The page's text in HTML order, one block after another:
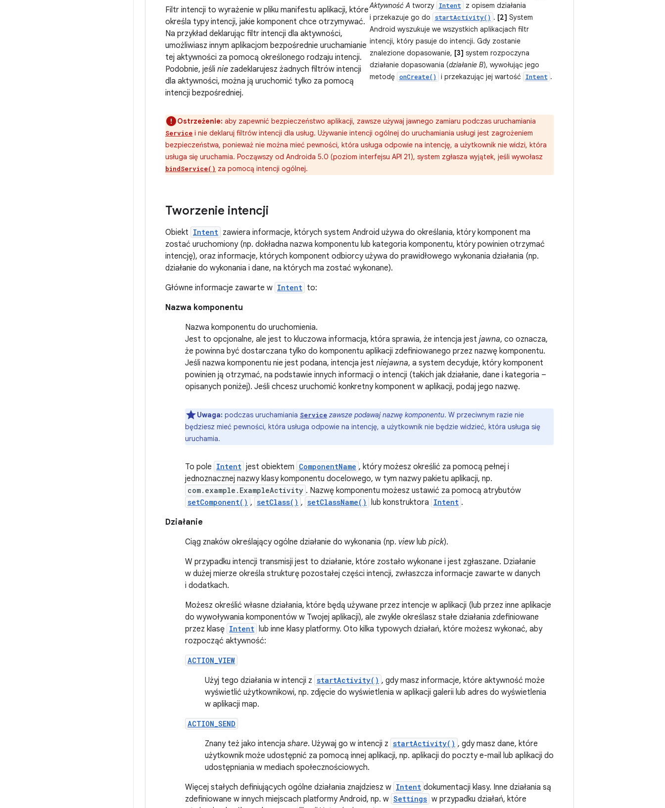
Aktywność A tworzy Intent
z opisem działania
i przekazuje go do
startActivity() . [2] System
Android wyszukuje we wszystkich aplikacjach filtr
intencji, który pasuje do intencji. Gdy zostanie
znalezione dopasowanie, [3] system rozpoczyna
działanie dopasowania (działanie B), wywołując jego
metodę onCreate() i przekazując jej wartość Intent .
Filtr intencji to wyrażenie w pliku manifestu aplikacji, które
określa typy intencji, jakie komponent chce otrzymywać.
Na przykład deklarując filtr intencji dla aktywności,
umożliwiasz innym aplikacjom bezpośrednie uruchamianie
tej aktywności za pomocą określonego rodzaju intencji.
Podobnie, jeśli nie zadeklarujesz żadnych filtrów intencji
dla aktywności, można ją uruchomić tylko za pomocą
intencji bezpośredniej.
Ostrzeżenie: aby zapewnić bezpieczeństwo aplikacji, zawsze używaj jawnego zamiaru podczas uruchamiania
Service i nie deklaruj filtrów intencji dla usług. Używanie intencji ogólnej do uruchamiania usługi jest zagrożeniem
bezpieczeństwa, ponieważ nie można mieć pewności, która usługa odpowie na intencję, a użytkownik nie widzi, która
usługa się uruchamia. Począwszy od Androida 5.0 (poziom interfejsu API 21), system zgłasza wyjątek, jeśli wywołasz
bindService() za pomocą intencji ogólnej.
Tworzenie intencji
Obiekt Intent zawiera informacje, których system Android używa do określania, który komponent ma
zostać uruchomiony (np. dokładna nazwa komponentu lub kategoria komponentu, który powinien otrzymać
intencję), oraz informacje, których komponent odbiorcy używa do prawidłowego wykonania działania (np.
działanie do wykonania i dane, na których ma zostać wykonane).
Główne informacje zawarte w Intent to:
Nazwa komponentu
Nazwa komponentu do uruchomienia.
Jest to opcjonalne, ale jest to kluczowa informacja, która sprawia, że intencja jest jawna, co oznacza,
że powinna być dostarczana tylko do komponentu aplikacji zdefiniowanego przez nazwę komponentu.
Jeśli nazwa komponentu nie jest podana, intencja jest niejawna, a system decyduje, który komponent
powinien ją otrzymać, na podstawie innych informacji o intencji (takich jak działanie, dane i kategoria –
opisanych poniżej). Jeśli chcesz uruchomić konkretny komponent w aplikacji, podaj jego nazwę.
Uwaga: podczas uruchamiania Service zawsze podawaj nazwę komponentu. W przeciwnym razie nie
będziesz mieć pewności, która usługa odpowie na intencję, a użytkownik nie będzie widzieć, która usługa się
uruchamia.
To pole Intent jest obiektem ComponentName , który możesz określić za pomocą pełnej i
jednoznacznej nazwy klasy komponentu docelowego, w tym nazwy pakietu aplikacji, np.
com.example.ExampleActivity . Nazwę komponentu możesz ustawić za pomocą atrybutów
setComponent() , setClass() , setClassName() lub konstruktora Intent .
Działanie
Ciąg znaków określający ogólne działanie do wykonania (np. viewlub pick).
W przypadku intencji transmisji jest to działanie, które zostało wykonane i jest zgłaszane. Działanie
w dużej mierze określa strukturę pozostałej części intencji, zwłaszcza informacje zawarte w danych
i dodatkach.
Możesz określić własne działania, które będą używane przez intencje w aplikacji (lub przez inne aplikacje
do wywoływania komponentów w Twojej aplikacji), ale zwykle określasz stałe działania zdefiniowane
przez klasę Intent lub inne klasy platformy. Oto kilka typowych działań, które możesz wykonać, aby
rozpocząć aktywność:
ACTION_VIEW
Użyj tego działania w intencji z startActivity() , gdy masz informacje, które aktywność może
wyświetlić użytkownikowi, np. zdjęcie do wyświetlenia w aplikacji galerii lub adres do wyświetlenia
w aplikacji map.
ACTION_SEND
Znany też jako intencja share. Używaj go w intencji z startActivity() , gdy masz dane, które
użytkownik może udostępnić za pomocą innej aplikacji, np. aplikacji do poczty e-mail lub aplikacji do
udostępniania w mediach społecznościowych.
Więcej stałych definiujących ogólne działania znajdziesz w Intent dokumentacji klasy. Inne działania są
zdefiniowane w innych miejscach platformy Android, np. w Settings w przypadku działań, które